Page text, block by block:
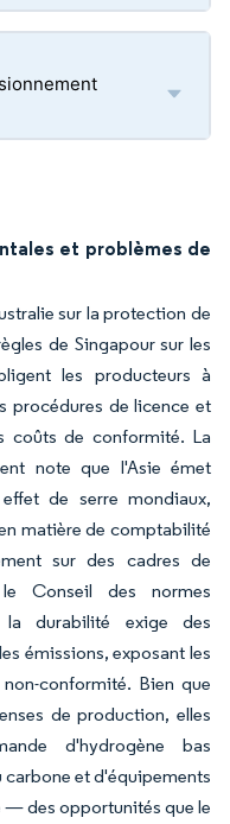
et problèmes de
sur la protection de
de Singapour sur les
les producteurs à
procédures de licence et
coûts de conformité. La
note que l'Asie émet
de serre mondiaux,
matière de comptabilité
sur des cadres de
Conseil des normes
la durabilité exige des
émissions, exposant les
conformité. Bien que
de production, elles
d'hydrogène bas
et d'équipements
— des opportunités que le